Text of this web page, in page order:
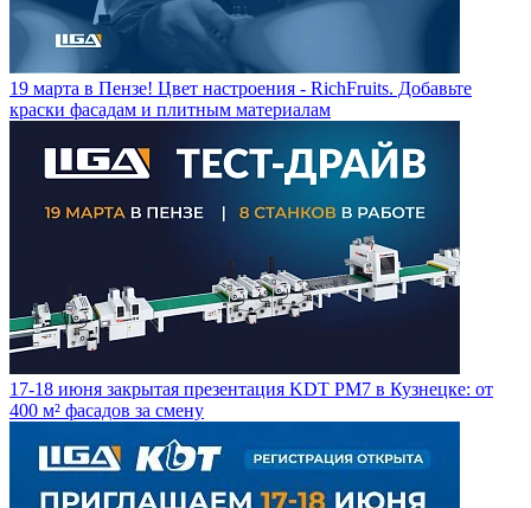
19 марта в Пензе! Цвет настроения - RichFruits. Добавьте
краски фасадам и плитным материалам
17-18 июня закрытая презентация KDT PM7 в Кузнецке: от
400 м² фасадов за смену